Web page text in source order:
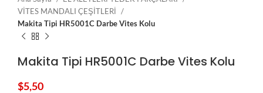
VİTES MANDALI ÇEŞİTLERİ
Makita Tipi HR5001C Darbe Vites Kolu
Makita Tipi HR5001C Darbe Vites Kolu
$5,50